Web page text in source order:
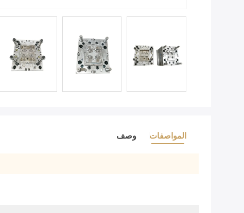
المواصفات وصف